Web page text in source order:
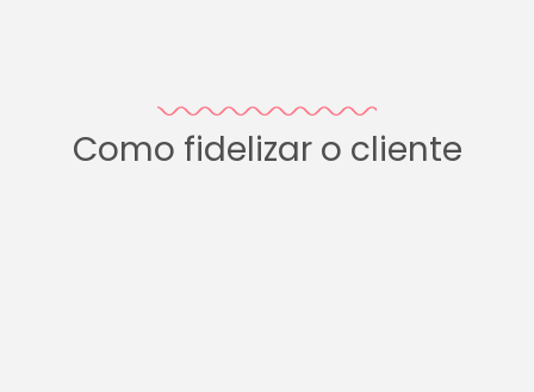
Como fidelizar o cliente